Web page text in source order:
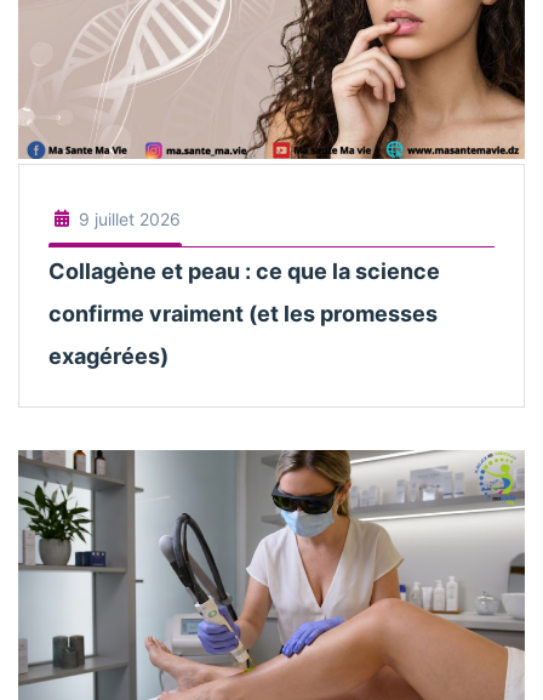
9 juillet 2026
Collagène et peau : ce que la science
confirme vraiment (et les promesses
exagérées)